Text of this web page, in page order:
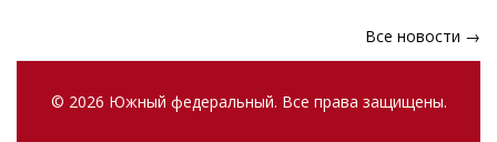
Все новости →
© 2026 Южный федеральный. Все права защищены.